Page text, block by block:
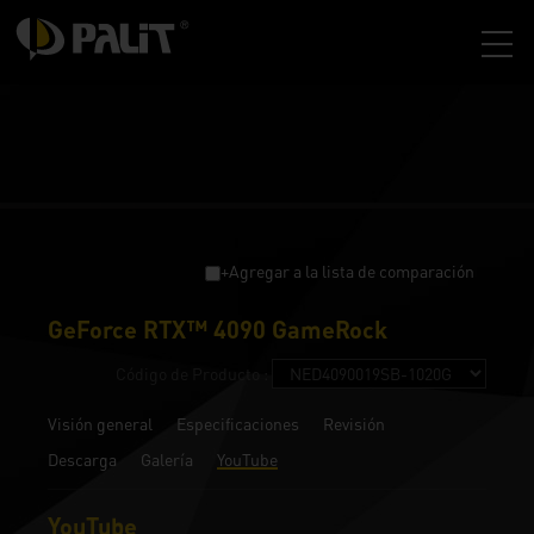
+Agregar a la lista de comparación
GeForce RTX™ 4090 GameRock
Visión general Especificaciones
Revisión
Descarga
Galería YouTube
YouTube